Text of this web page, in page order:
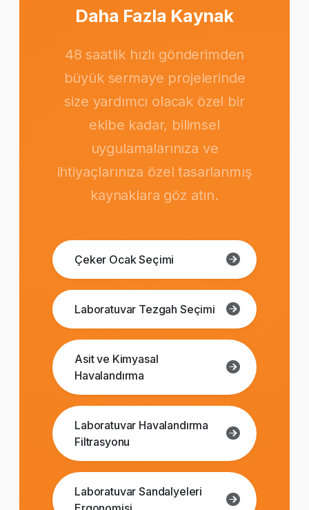
Daha Fazla Kaynak
48 saatlik hızlı gönderimden
büyük sermaye projelerinde
size yardımcı olacak özel bir
ekibe kadar, bilimsel
uygulamalarınıza ve
ihtiyaçlarınıza özel tasarlanmış
kaynaklara göz atın.
Çeker Ocak Seçimi
Laboratuvar Tezgah Seçimi
Asit ve Kimyasal
Havalandırma
Laboratuvar Havalandırma
Filtrasyonu
Laboratuvar Sandalyeleri